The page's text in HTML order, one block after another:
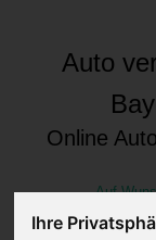
Ihre
Auto
Online
Auf